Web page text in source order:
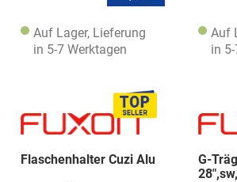
Auf Lager, Lieferung
in 5-7 Werktagen
Auf
in
Flaschenhalter Cuzi Alu
G-